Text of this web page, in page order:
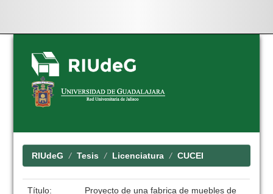
Skip
navigation
RIUdeG Tesis Licenciatura CUCEI
Título:
Proyecto de una fabrica de muebles de